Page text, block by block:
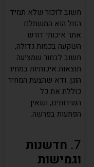
חשוב לזכור שלא תמיד
הזול הוא המשתלם.
אתר איכותי דורש
השקעה בכמות גדולה,
חשוב לבחור שמציעה
תוצאות איכותיות במחיר
הוגן. ודא שהצעת המחיר
כוללת את כל
השירותים, ושאין
הפתעות בפרשה.
7. חדשנות
וגמישות